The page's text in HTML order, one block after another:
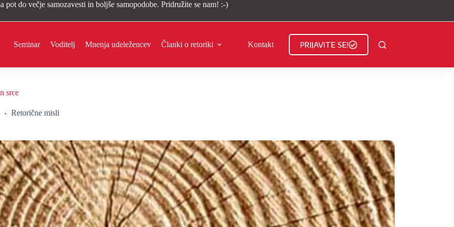
pot do večje samozavesti in boljše samopodobe. Pridružite se nam! :-)
Seminar Voditelj Mnenja udeležencev Članki o retoriki Kontakt PRIJAVITE SE!
srce
Retorične misli